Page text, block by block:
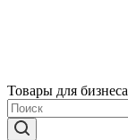
Товары для бизнеса